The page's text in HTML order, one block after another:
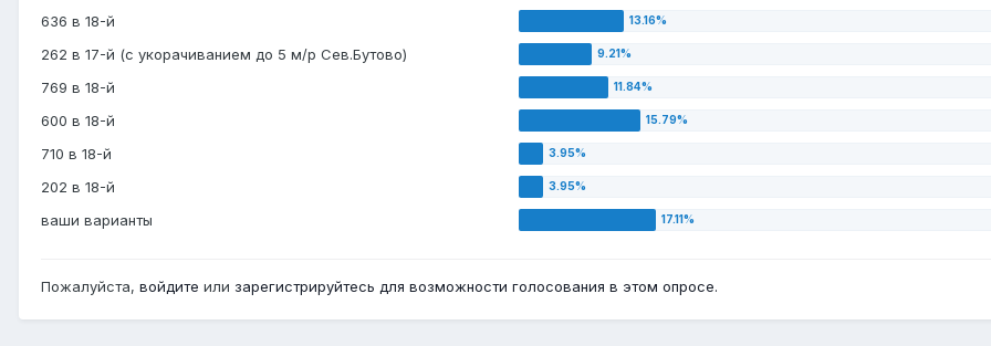
636 в 18-й
262 в 17-й (с укорачиванием до 5 м/р Сев.Бутово)
769 в 18-й
600 в 18-й
710 в 18-й
202 в 18-й
ваши варианты
Пожалуйста, войдите или зарегистрируйтесь для возможности голосования в этом опросе.